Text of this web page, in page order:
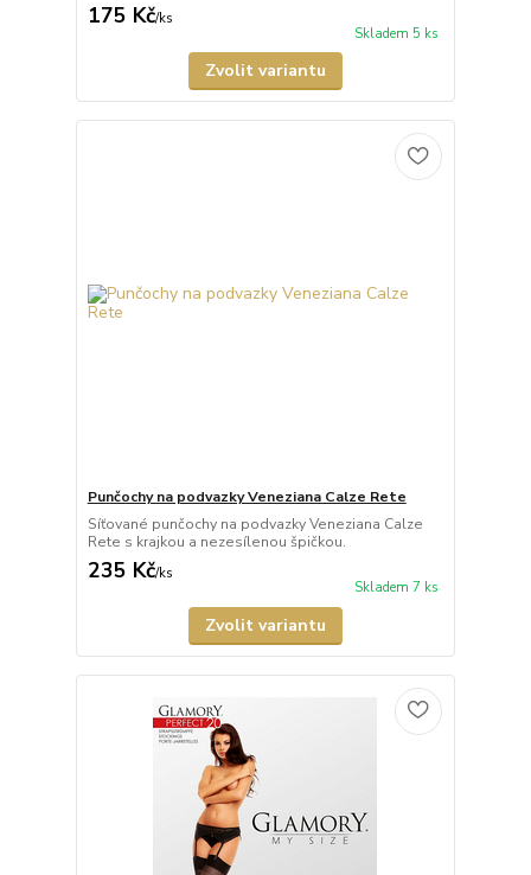
175 Kč/ks
Skladem 5 ks
Zvolit variantu
Punčochy na podvazky Veneziana Calze Rete
Síťované punčochy na podvazky Veneziana Calze
Rete s krajkou a nezesílenou špičkou.
235 Kč/ks
Skladem 7 ks
Zvolit variantu